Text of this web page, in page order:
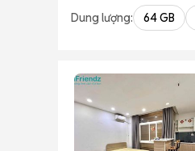
Dung lượng: 64 GB